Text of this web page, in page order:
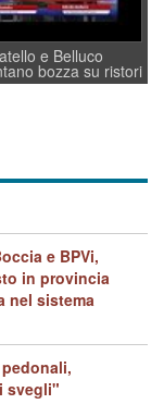
e Belluco
bozza su ristori
e Veneto Banca
e BPVi,
in provincia
nel sistema
svegli"